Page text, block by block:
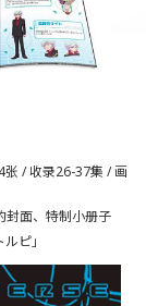
/ 收录26-37集 / 画
封面、特制小册子
ピ」